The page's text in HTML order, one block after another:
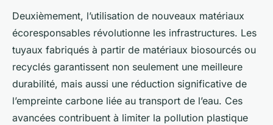
Deuxièmement, l’utilisation de nouveaux matériaux
écoresponsables révolutionne les infrastructures. Les
tuyaux fabriqués à partir de matériaux biosourcés ou
recyclés garantissent non seulement une meilleure
durabilité, mais aussi une réduction significative de
l’empreinte carbone liée au transport de l’eau. Ces
avancées contribuent à limiter la pollution plastique